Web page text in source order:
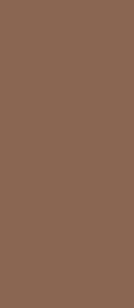
Istanbul Talks
konuk oldu.
...